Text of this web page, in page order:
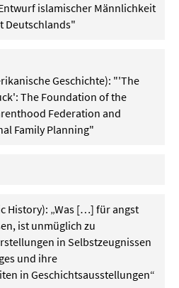
islamischer Männlichkeit
Deutschlands"
Geschichte): "'The
The Foundation of the
Federation and
Family Planning"
History): „Was […] für angst
ist unmüglich zu
in Selbstzeugnissen
und ihre
in Geschichtsausstellungen“